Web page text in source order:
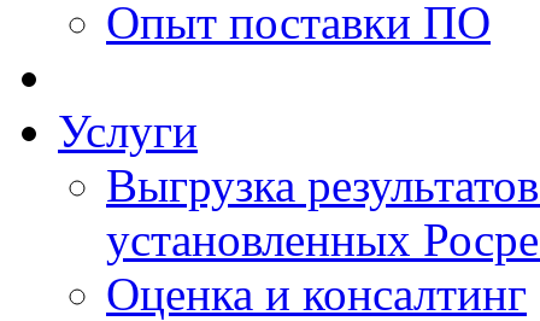
Опыт поставки ПО
Услуги
Выгрузка
установленных
Оценка и консалтинг